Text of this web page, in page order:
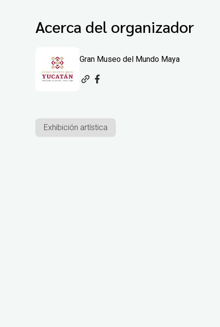
Acerca del organizador
Gran Museo del Mundo Maya
Exhibición artística